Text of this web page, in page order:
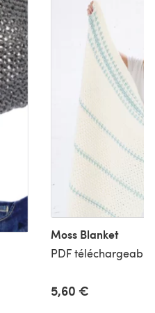
Moss Blanket
PDF
5,60 €